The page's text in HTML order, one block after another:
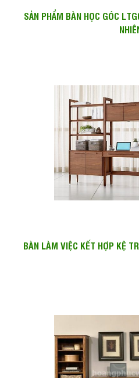
SẢN PHẨM BÀN HỌC GÓC
BÀN LÀM VIỆC KẾT HỢP KỆ